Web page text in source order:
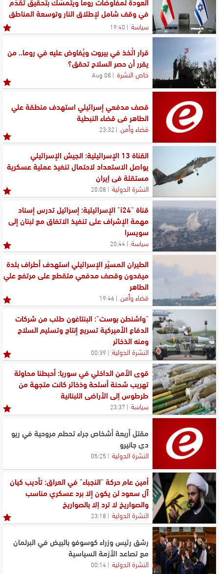
في وقف شامل لإطلاق النار وتوسعة المناطق
التجريبية
سياسة 19:40
قرار اتُخذ في بيروت ويُفاوض عليه في روما.. من
يقرر أن حصر السلاح تحقق؟
خاص النشرة 08 Aug
قصف مدفعي إسرائيلي استهدف منطقة علي
الطاهر في قضاء النبطية
قضاء وأمن 23:32
القناة 13 الإسرائيلية: الجيش الإسرائيلي
يواصل الاستعداد لاحتمال تنفيذ عملية عسكرية
مستقلة في إيران
النشرة الدولية 20:08
قناة "i24" الإسرائيلية: إسرائيل تدرس إسناد
مهمة الإشراف على تنفيذ الاتفاق مع لبنان إلى
سويسرا
سياسة 20:44
الطيران المسيّر الإسرائيلي استهدف أطراف بلدة
ميفدون وقصف مدفعي متقطع على مرتفع علي
الطاهر
قضاء وأمن 19:46
"واشنطن بوست": البنتاغون طلب من شركات
الدفاع الأميركية تسريع إنتاج وتسليم السلاح
ومنه الذخائر
النشرة الدولية 00:39
قوى الأمن الداخلي في سوريا: أحبطنا محاولة
تهريب شحنة أسلحة وذخائر كانت متجهة من
طرطوس إلى الأراضي اللبنانية
سياسة 23:37
مقتل أربعة أشخاص جراء تحطم مروحية في ريو
دي جانيرو
النشرة الدولية 05:25
أمين عام حركة "النجباء" في العراق: تأديب كيان
آل سعود لن يكون إلا برد عسكري مناسب
والصواريخ لا ترد إلا بالصواريخ
النشرة الدولية 23:18
رشق رئيس وزراء كوسوفو بالبيض في البرلمان
مع تصاعد الأزمة السياسية
النشرة الدولية 00:14